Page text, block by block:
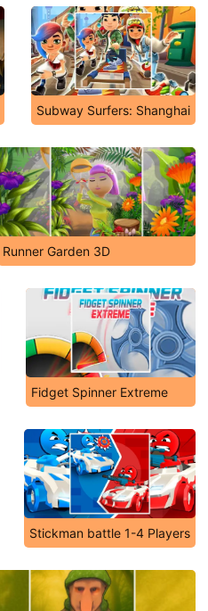
Subway Surfers: Shanghai
Runner Garden 3D
Fidget Spinner Extreme
Stickman battle 1-4 Players